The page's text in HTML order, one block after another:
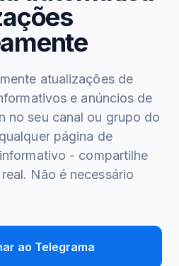
atualizações de
e anúncios de
no seu canal ou grupo do
página de
- compartilhe
Não é necessário
ao Telegrama